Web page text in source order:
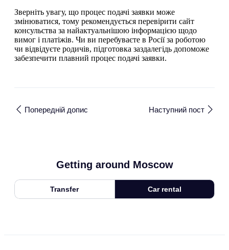
Зверніть увагу, що процес подачі заявки може
змінюватися, тому рекомендується перевірити сайт
консульства за найактуальнішою інформацією щодо
вимог і платіжів. Чи ви перебуваєте в Росії за роботою
чи відвідуєте родичів, підготовка заздалегідь допоможе
забезпечити плавний процес подачі заявки.
Попередній допис Наступний пост
Getting around Moscow
Transfer Car rental